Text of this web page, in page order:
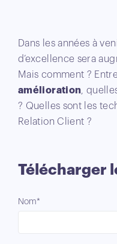
Dans les années à
d’excellence sera
Mais comment ? Entre
amélioration,
? Quelles sont les
Relation Client ?
Télécharger
Nom*